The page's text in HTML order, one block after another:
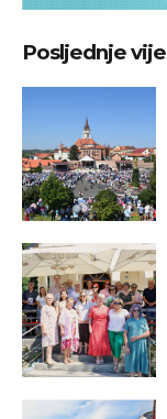
Posljednje